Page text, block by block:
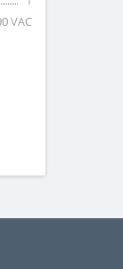
VAC